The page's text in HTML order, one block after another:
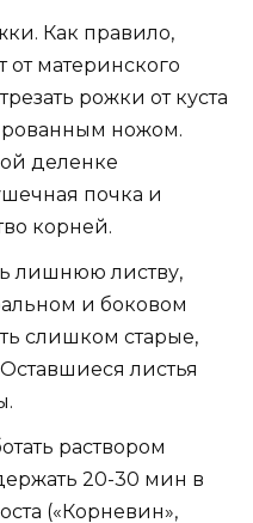
Как правило,
от материнского
рожки от куста
ножом.
деленке
почка и
корней.
лишнюю листву,
и боковом
слишком старые,
листья
раствором
20-30 мин в
(«Корневин»,